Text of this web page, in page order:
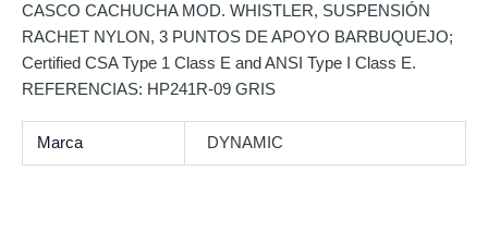
CASCO CACHUCHA MOD. WHISTLER, SUSPENSIÓN
RACHET NYLON, 3 PUNTOS DE APOYO BARBUQUEJO;
Certified CSA Type 1 Class E and ANSI Type I Class E.
REFERENCIAS: HP241R-09 GRIS
Marca DYNAMIC